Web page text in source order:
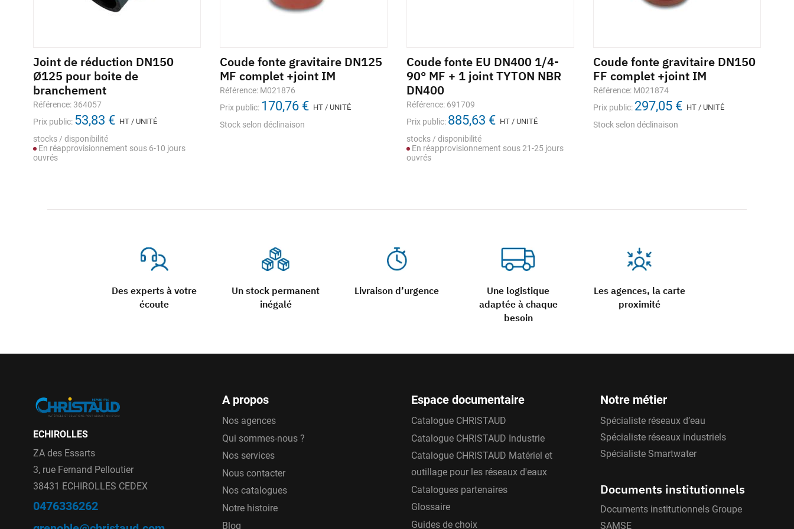
Des experts à votre
écoute
Un stock permanent
inégalé
Livraison d’urgence
Une logistique
adaptée à chaque
besoin
Les agences, la carte
proximité
Joint de réduction DN150
Ø125 pour boite de
branchement
Référence: 364057
Prix public: 53,83 € HT / UNITÉ
stocks / disponibilité
En réapprovisionnement sous 6-10 jours
ouvrés
Coude fonte gravitaire DN125
MF complet +joint IM
Référence: M021876
Prix public: 170,76 € HT / UNITÉ
Stock selon déclinaison
Coude fonte EU DN400 1/4-
90° MF + 1 joint TYTON NBR
DN400
Référence: 691709
Prix public: 885,63 € HT / UNITÉ
stocks / disponibilité
En réapprovisionnement sous 21-25 jours
ouvrés
Coude fonte gravitaire DN150
FF complet +joint IM
Référence: M021874
Prix public: 297,05 € HT / UNITÉ
Stock selon déclinaison
ECHIROLLES
ZA des Essarts
3, rue Fernand Pelloutier
38431 ECHIROLLES CEDEX
0476336262
A propos
Nos agences
Qui sommes-nous ?
Nos services
Nous contacter
Nos catalogues
Notre histoire
Blog
Espace documentaire
Catalogue CHRISTAUD
Catalogue CHRISTAUD Industrie
Catalogue CHRISTAUD Matériel et
outillage pour les réseaux d'eaux
Catalogues partenaires
Glossaire
Guides de choix
Notre métier
Spécialiste réseaux d’eau
Spécialiste réseaux industriels
Spécialiste Smartwater
Documents institutionnels
Documents institutionnels Groupe
SAMSE